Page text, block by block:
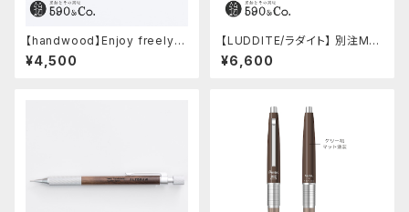
【handwood】Enjoy freely
前軸・ディンプル(ジュラルミン)
¥4,500
【LUDDITE/ラダイト】 別注MAY
Aレザーボートペンケース (ター
キーブルー)
¥6,600